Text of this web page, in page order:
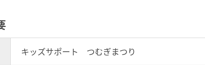
キッズサポート つむぎまつり